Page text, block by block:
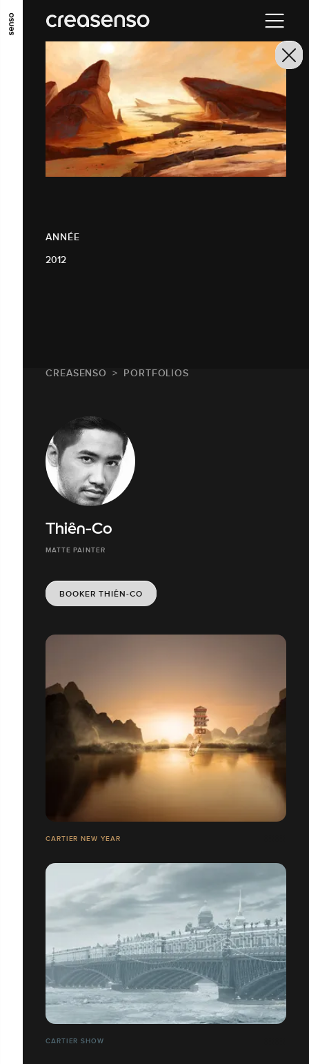
ALLER AU CONTENU PRINCIPAL
ALLER EN BAS DE PAGE
ANNÉE
2012
CREASENSO PORTFOLIOS
Thiên-Co
MATTE PAINTER
BOOKER THIÊN-CO
CARTIER NEW YEAR
CARTIER SHOW